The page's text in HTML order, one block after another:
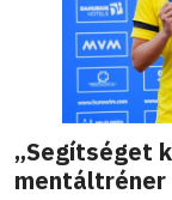
„Segítséget
mentáltréner